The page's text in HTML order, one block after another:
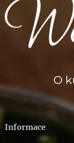
O
Informace